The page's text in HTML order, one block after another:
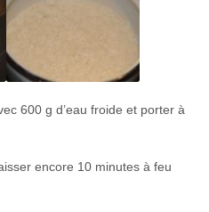
600 g d’eau froide et porter à
encore 10 minutes à feu